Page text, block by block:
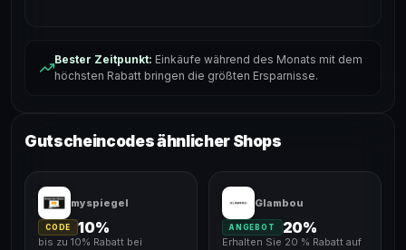
Bester Zeitpunkt: Einkäufe während des Monats mit dem
höchsten Rabatt bringen die größten Ersparnisse.
Gutscheincodes ähnlicher Shops
myspiegel
CODE 10%
bis zu 10% Rabatt bei
Glambou
ANGEBOT 20%
Erhalten Sie 20 % Rabatt auf